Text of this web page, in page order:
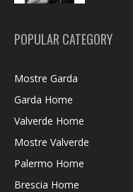
POPULAR CATEGORY
Mostre Garda
Garda Home
Valverde Home
Mostre Valverde
Palermo Home
Brescia Home